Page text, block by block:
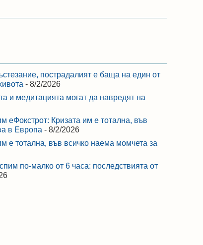
пострадалият е баща на един от
- 8/2/2026
и медитацията могат да навредят на
еФокстрот: Кризата им е тотална, във
в Европа - 8/2/2026
е тотална, във всичко наема момчета за
по-малко от 6 часа: последствията от